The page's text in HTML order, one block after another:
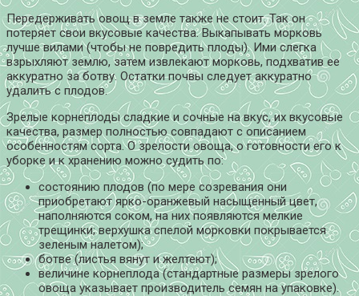
Передерживать овощ в земле также не стоит. Так он
потеряет свои вкусовые качества. Выкапывать морковь
лучше вилами (чтобы не повредить плоды). Ими слегка
взрыхляют землю, затем извлекают морковь, подхватив ее
аккуратно за ботву. Остатки почвы следует аккуратно
удалить с плодов.
Зрелые корнеплоды сладкие и сочные на вкус, их вкусовые
качества, размер полностью совпадают с описанием
особенностям сорта. О зрелости овоща, о готовности его к
уборке и к хранению можно судить по:
состоянию плодов (по мере созревания они
приобретают ярко-оранжевый насыщенный цвет,
наполняются соком, на них появляются мелкие
трещинки; верхушка спелой морковки покрывается
зеленым налетом);
ботве (листья вянут и желтеют);
величине корнеплода (стандартные размеры зрелого
овоща указывает производитель семян на упаковке).